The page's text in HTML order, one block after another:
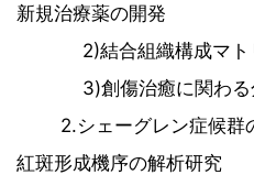
新規治療薬の開発
2)結合組織構成マトリ
3)創傷治癒に関わる
2.シェーグレン症候群
紅斑形成機序の解析研究